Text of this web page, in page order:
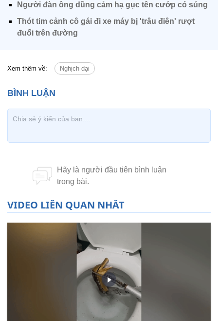
Người đàn ông dũng cảm hạ gục tên cướp có súng
Thót tim cảnh cô gái đi xe máy bị 'trâu điên' rượt
đuổi trên đường
Xem thêm về: Nghịch dại
VIDEO LIÊN QUAN NHẤT